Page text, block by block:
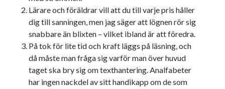
sommar språk språkpolis
Stockholm svenska tips tåg
USA
Lärare och föräldrar vill att du till varje pris håller
dig till sanningen, men jag säger att lögnen rör sig
snabbare än blixten – vilket ibland är att föredra.
På tok för lite tid och kraft läggs på läsning, och
då måste man fråga sig varför man över huvud
taget ska bry sig om texthantering. Analfabeter
har ingen nackdel av sitt handikapp om de som